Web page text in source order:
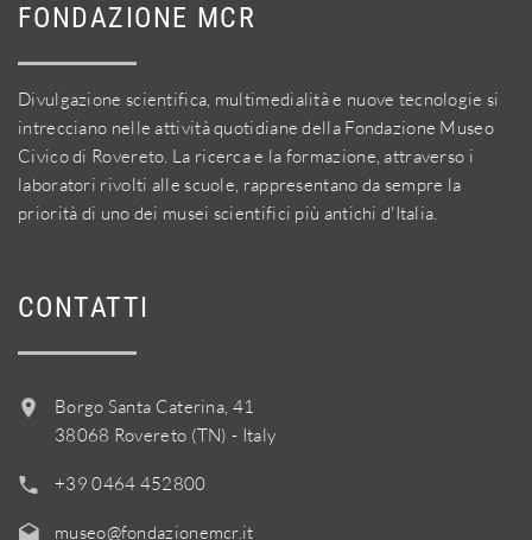
FONDAZIONE MCR
Divulgazione scientifica, multimedialità e nuove tecnologie si
intrecciano nelle attività quotidiane della Fondazione Museo
Civico di Rovereto. La ricerca e la formazione, attraverso i
laboratori rivolti alle scuole, rappresentano da sempre la
priorità di uno dei musei scientifici più antichi d'Italia.
CONTATTI
Borgo Santa Caterina, 41
38068 Rovereto (TN) - Italy
+39 0464 452800
museo@fondazionemcr.it